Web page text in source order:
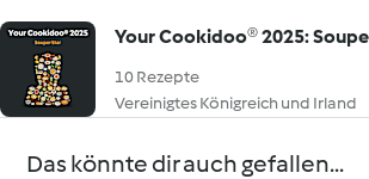
Your Cookidoo® 2025:
10 Rezepte
Vereinigtes Königreich und Irland
Das könnte dir auch gefallen...